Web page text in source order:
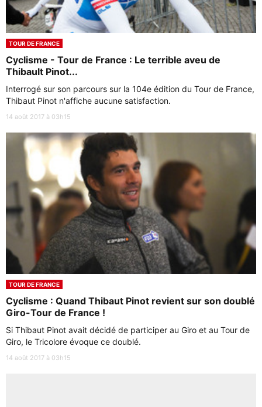
TOUR DE FRANCE
Cyclisme - Tour de France : Le terrible aveu de
Thibault Pinot...
Interrogé sur son parcours sur la 104e édition du Tour de France,
Thibaut Pinot n'affiche aucune satisfaction.
14 août 2017 à 03h15
TOUR DE FRANCE
Cyclisme : Quand Thibaut Pinot revient sur son doublé
Giro-Tour de France !
Si Thibaut Pinot avait décidé de participer au Giro et au Tour de
Giro, le Tricolore évoque ce doublé.
14 août 2017 à 03h15